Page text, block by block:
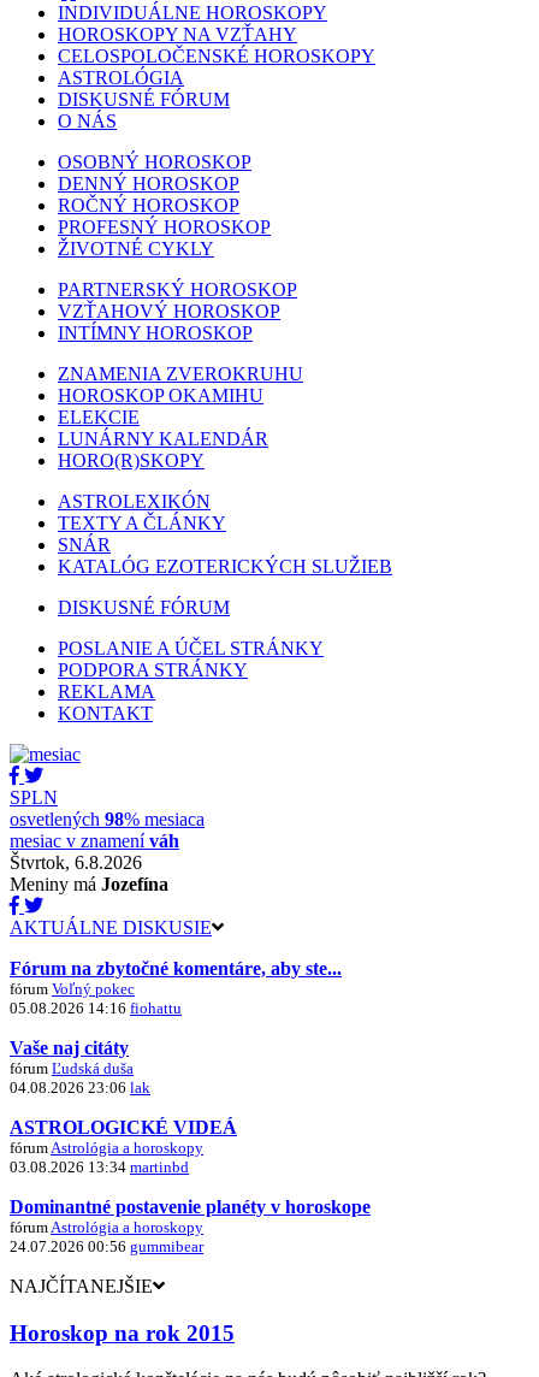
INDIVIDUÁLNE HOROSKOPY
HOROSKOPY NA VZŤAHY
CELOSPOLOČENSKÉ HOROSKOPY
ASTROLÓGIA
DISKUSNÉ FÓRUM
O NÁS
OSOBNÝ HOROSKOP
DENNÝ HOROSKOP
ROČNÝ HOROSKOP
PROFESNÝ HOROSKOP
ŽIVOTNÉ CYKLY
PARTNERSKÝ HOROSKOP
VZŤAHOVÝ HOROSKOP
INTÍMNY HOROSKOP
ZNAMENIA ZVEROKRUHU
HOROSKOP OKAMIHU
ELEKCIE
LUNÁRNY KALENDÁR
HORO(R)SKOPY
ASTROLEXIKÓN
TEXTY A ČLÁNKY
SNÁR
KATALÓG EZOTERICKÝCH SLUŽIEB
DISKUSNÉ FÓRUM
POSLANIE A ÚČEL STRÁNKY
PODPORA STRÁNKY
REKLAMA
KONTAKT
SPLN
osvetlených 98% mesiaca
mesiac v znameníváh
Štvrtok, 6.8.2026
Meniny má Jozefína
AKTUÁLNE DISKUSIE
Fórum na zbytočné komentáre, aby ste...
fórum Voľný pokec
05.08.2026 14:16 fiohattu
Vaše naj citáty
fórum Ľudská duša
04.08.2026 23:06 lak
ASTROLOGICKÉ VIDEÁ
fórumAstrológia a horoskopy
03.08.2026 13:34 martinbd
Dominantné postavenie planéty v horoskope
fórumAstrológia a horoskopy
24.07.2026 00:56 gummibear
NAJČÍTANEJŠIE
Horoskop na rok 2015